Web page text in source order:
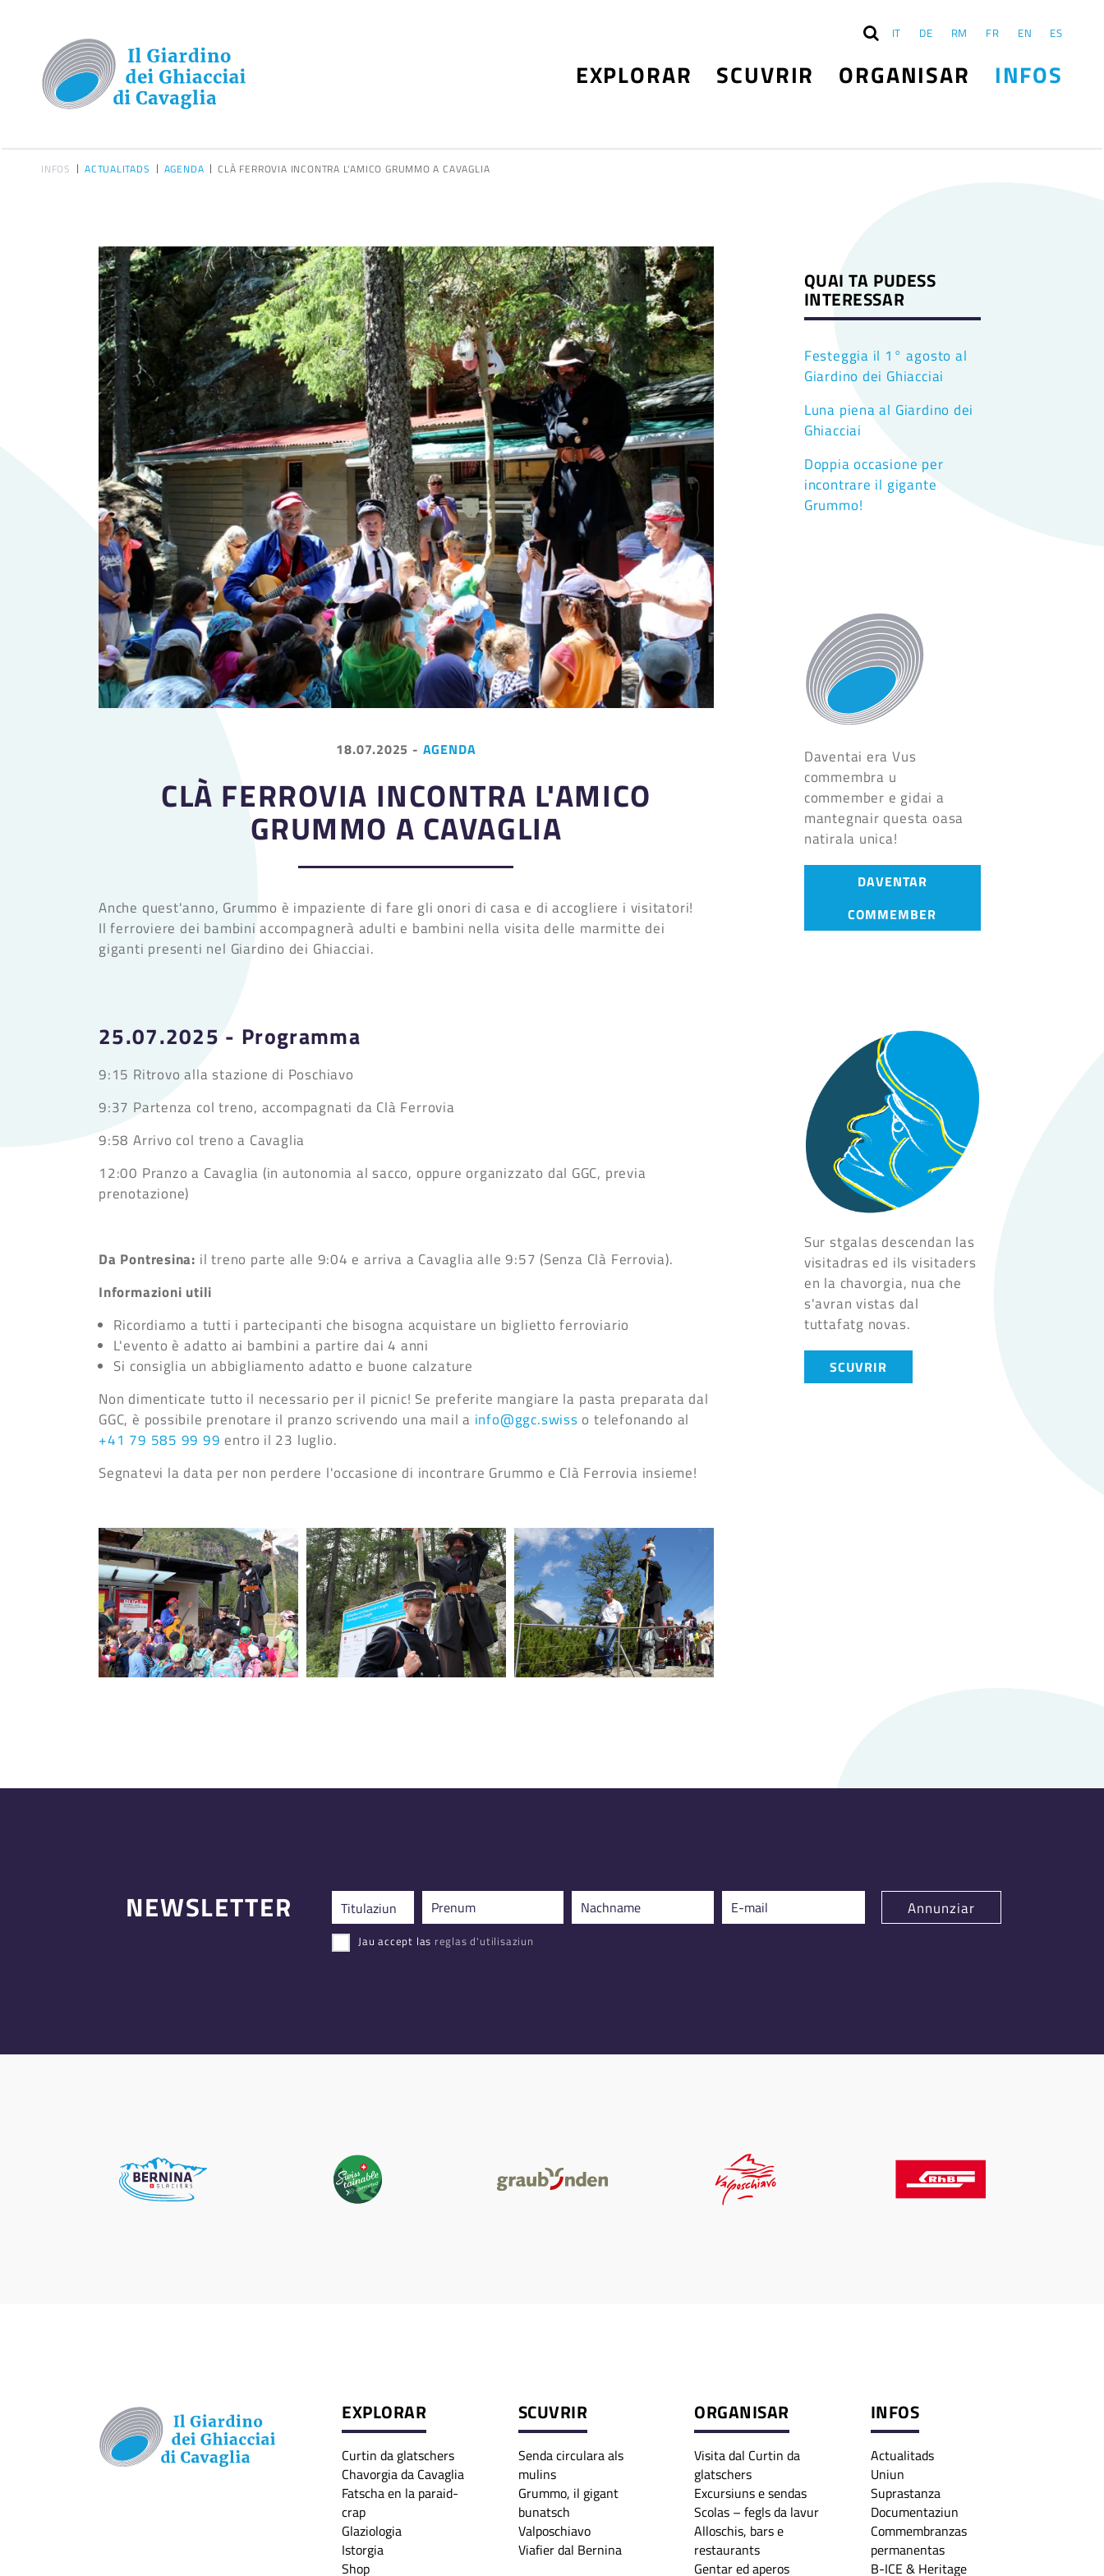
IT DE RM FR EN ES
EXPLORAR SCUVRIR ORGANISAR INFOS
INFOS ACTUALITADS AGENDA CLÀ FERROVIA INCONTRA L'AMICO GRUMMO A CAVAGLIA
18.07.2025 - AGENDA
CLÀ FERROVIA INCONTRA L'AMICO
GRUMMO A CAVAGLIA
Anche quest'anno, Grummo è impaziente di fare gli onori di casa e di accogliere i visitatori!
Il ferroviere dei bambini accompagnerà adulti e bambini nella visita delle marmitte dei
giganti presenti nel Giardino dei Ghiacciai.
25.07.2025 - Programma
9:15 Ritrovo alla stazione di Poschiavo
9:37 Partenza col treno, accompagnati da Clà Ferrovia
9:58 Arrivo col treno a Cavaglia
12:00 Pranzo a Cavaglia (in autonomia al sacco, oppure organizzato dal GGC, previa
prenotazione)
Da Pontresina: il treno parte alle 9:04 e arriva a Cavaglia alle 9:57 (Senza Clà Ferrovia).
Informazioni utili
Ricordiamo a tutti i partecipanti che bisogna acquistare un biglietto ferroviario
L'evento è adatto ai bambini a partire dai 4 anni
Si consiglia un abbigliamento adatto e buone calzature
Non dimenticate tutto il necessario per il picnic! Se preferite mangiare la pasta preparata dal
GGC, è possibile prenotare il pranzo scrivendo una mail a info@ggc.swiss o telefonando al
+41 79 585 99 99 entro il 23 luglio.
Segnatevi la data per non perdere l'occasione di incontrare Grummo e Clà Ferrovia insieme!
QUAI TA PUDESS
INTERESSAR
Festeggia il 1° agosto al
Giardino dei Ghiacciai
Luna piena al Giardino dei
Ghiacciai
Doppia occasione per
incontrare il gigante
Grummo!
Daventai era Vus
commembra u
commember e gidai a
mantegnair questa oasa
natirala unica!
DAVENTAR
COMMEMBER
Sur stgalas descendan las
visitadras ed ils visitaders
en la chavorgia, nua che
s'avran vistas dal
tuttafatg novas.
SCUVRIR
NEWSLETTER
Jau accept las reglas d'utilisaziun
EXPLORAR
Curtin da glatschers
Chavorgia da Cavaglia
Fatscha en la paraid-
crap
Glaziologia
Istorgia
Shop
SCUVRIR
Senda circulara als
mulins
Grummo, il gigant
bunatsch
Valposchiavo
Viafier dal Bernina
ORGANISAR
Visita dal Curtin da
glatschers
Excursiuns e sendas
Scolas – fegls da lavur
Alloschis, bars e
restaurants
Gentar ed aperos
INFOS
Actualitads
Uniun
Suprastanza
Documentaziun
Commembranzas
permanentas
B-ICE & Heritage